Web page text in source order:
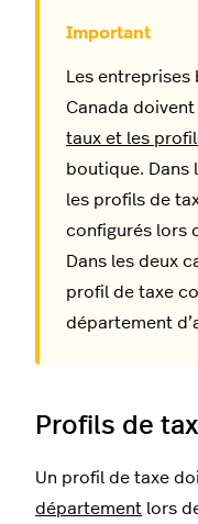
Les entreprises
Canada doivent
taux et les
boutique. Dans
les profils de
configurés lors
Dans les deux
profil de taxe
département
Profils de
Un profil de taxe
département lors